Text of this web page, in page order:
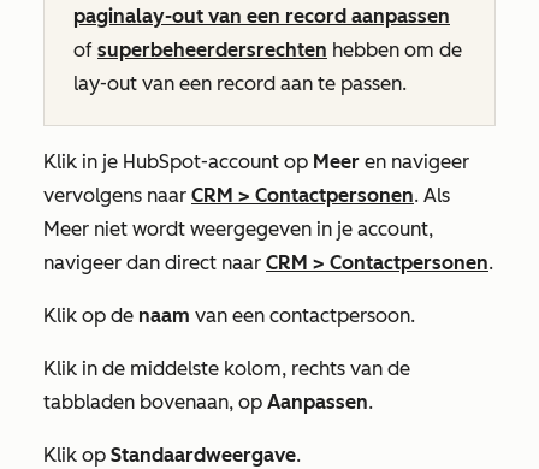
paginalay-out van een record aanpassen
of superbeheerdersrechten hebben om de
lay-out van een record aan te passen.
Klik in je HubSpot-account op Meer en navigeer
vervolgens naar CRM > Contactpersonen. Als
Meer niet wordt weergegeven in je account,
navigeer dan direct naar CRM > Contactpersonen.
Klik op de naam van een contactpersoon.
Klik in de middelste kolom, rechts van de
tabbladen bovenaan, op Aanpassen.
Klik op Standaardweergave.